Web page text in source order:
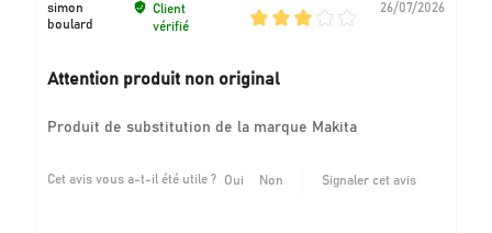
simon
boulard
Client
vérifié
26/07/2026
Attention produit non original
Produit de substitution de la marque Makita
Cet avis vous a-t-il été utile ? Oui Non Signaler cet avis